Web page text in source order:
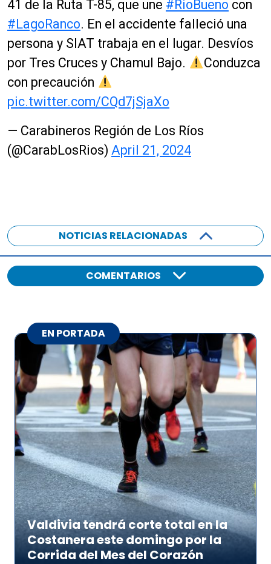
41 de la Ruta T-85, que une #RioBueno con
#LagoRanco. En el accidente falleció una
persona y SIAT trabaja en el lugar. Desvíos
por Tres Cruces y Chamul Bajo.
Conduzca
con precaución
pic.twitter.com/CQd7jSjaXo
— Carabineros Región de Los Ríos
(@CarabLosRios) April 21, 2024
NOTICIAS RELACIONADAS
COMENTARIOS
EN PORTADA
Valdivia tendrá corte total en la
Costanera este domingo por la
Corrida del Mes del Corazón